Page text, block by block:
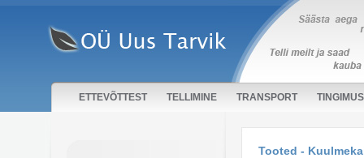
ETTEVÕTTEST TELLIMINE TRANSPORT
Tooted -